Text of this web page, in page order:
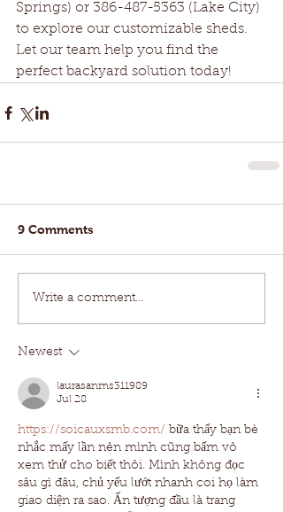
Springs) or 386-487-5363 (Lake City)
to explore our customizable sheds.
Let our team help you find the
perfect backyard solution today!
9 Comments
Write a comment...
Newest
laurasanms311989
Jul 28
https://soicauxsmb.com/ bữa thấy bạn bè
nhắc mấy lần nên mình cũng bấm vô
xem thử cho biết thôi. Mình không đọc
sâu gì đâu, chủ yếu lướt nhanh coi họ làm
giao diện ra sao. Ấn tượng đầu là trang